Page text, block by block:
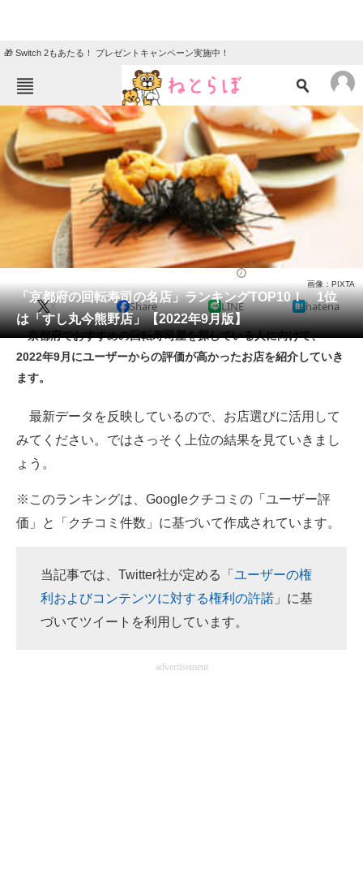
🎁 Switch 2もあたる！ プレゼントキャンペーン実施中！
ねとらぼメニュー
TOP ニュース
エンタメ クイズ
グルメ 地域
教育・育児
リサーチ
会員記事
メディア
注目記事を集めた総合ページ
スマホと通信の最新トレンド
進化するPCとデバイスの未来
好きが集まる 比べて選べる
AI活用のいまが分かる
企業ITのトレンドを詳説
「京都府の回転寿司の名店」ランキングTOP10！ 1位
は「すし丸今熊野店」【2022年9月版】
画像：PIXTA
X Share LINE hatena
京都府でおすすめの回転寿司屋を探している人に向けて、
2022年9月にユーザーからの評価が高かったお店を紹介していき
ます。
最新データを反映しているので、お店選びに活用して
みてください。ではさっそく上位の結果を見ていきまし
ょう。
※このランキングは、Googleクチコミの「ユーザー評
価」と「クチコミ件数」に基づいて作成されています。
当記事では、Twitter社が定める「 ユーザーの権
利およびコンテンツに対する権利の許諾 」に基
づいてツイートを利用しています。
advertisement